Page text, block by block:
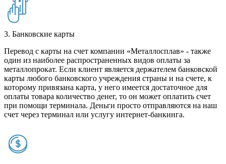
3. Банковские карты
Перевод с карты на счет компании «Металлосплав» - также
один из наиболее распространенных видов оплаты за
металлопрокат. Если клиент является держателем банковской
карты любого банковского учреждения страны и на счете, к
которому привязана карта, у него имеется достаточное для
оплаты товара количество денег, то он может оплатить счет
при помощи терминала. Деньги просто отправляются на наш
счет через терминал или услугу интернет-банкинга.